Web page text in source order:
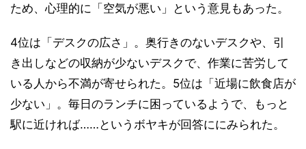
ため、心理的に「空気が悪い」という意見もあった。
4位は「デスクの広さ」。奥行きのないデスクや、引
き出しなどの収納が少ないデスクで、作業に苦労して
いる人から不満が寄せられた。5位は「近場に飲食店が
少ない」。毎日のランチに困っているようで、もっと
駅に近ければ……というボヤキが回答ににみられた。